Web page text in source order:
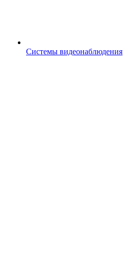
Системы видеонаблюдения